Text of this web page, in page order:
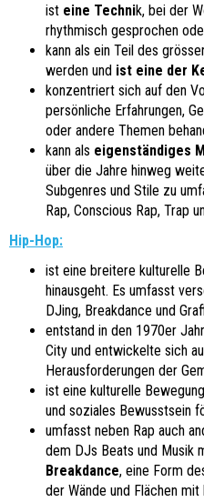
ist eine Technik, bei der
rhythmisch gesprochen
kann als ein Teil des
werden und ist eine der
konzentriert sich auf den
persönliche Erfahrungen,
oder andere Themen
kann als eigenständiges
über die Jahre hinweg
Subgenres und Stile zu
Rap, Conscious Rap, Trap
Hip-Hop:
ist eine breitere kulturelle
hinausgeht. Es umfasst
DJing, Breakdance und
entstand in den 1970er
City und entwickelte sich
Herausforderungen der
ist eine kulturelle
und soziales Bewusstsein
umfasst neben Rap auch
dem DJs Beats und Musik
Breakdance, eine Form
der Wände und Flächen